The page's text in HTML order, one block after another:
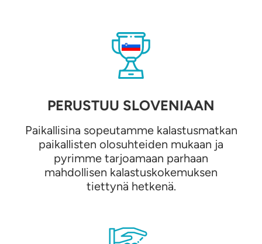
PERUSTUU SLOVENIAAN
Paikallisina sopeutamme kalastusmatkan
paikallisten olosuhteiden mukaan ja
pyrimme tarjoamaan parhaan
mahdollisen kalastuskokemuksen
tiettynä hetkenä.